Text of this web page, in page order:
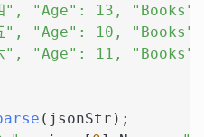
", "Age": 13,
", "Age": 10,
", "Age": 11,
(jsonStr);